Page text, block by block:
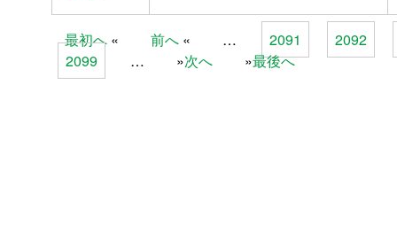
Pages
最初へ 前へ … 2091
2092
2099
… 次へ 最後へ